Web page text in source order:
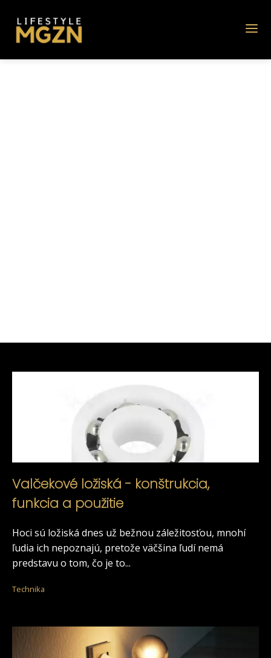
Valčekové ložiská - konštrukcia,
funkcia a použitie
Hoci sú ložiská dnes už bežnou záležitosťou, mnohí
ľudia ich nepoznajú, pretože väčšina ľudí nemá
predstavu o tom, čo je to...
Technika